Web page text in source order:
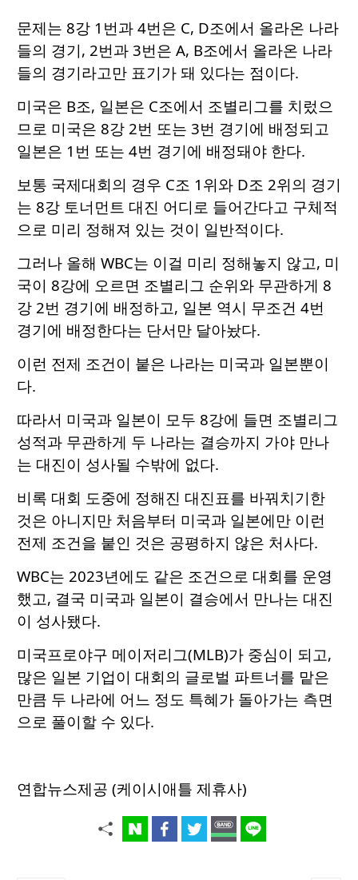
문제는 8강 1번과 4번은 C, D조에서 올라온 나라
들의 경기, 2번과 3번은 A, B조에서 올라온 나라
들의 경기라고만 표기가 돼 있다는 점이다.
미국은 B조, 일본은 C조에서 조별리그를 치렀으
므로 미국은 8강 2번 또는 3번 경기에 배정되고
일본은 1번 또는 4번 경기에 배정돼야 한다.
보통 국제대회의 경우 C조 1위와 D조 2위의 경기
는 8강 토너먼트 대진 어디로 들어간다고 구체적
으로 미리 정해져 있는 것이 일반적이다.
그러나 올해 WBC는 이걸 미리 정해놓지 않고, 미
국이 8강에 오르면 조별리그 순위와 무관하게 8
강 2번 경기에 배정하고, 일본 역시 무조건 4번
경기에 배정한다는 단서만 달아놨다.
이런 전제 조건이 붙은 나라는 미국과 일본뿐이
다.
따라서 미국과 일본이 모두 8강에 들면 조별리그
성적과 무관하게 두 나라는 결승까지 가야 만나
는 대진이 성사될 수밖에 없다.
비록 대회 도중에 정해진 대진표를 바꿔치기한
것은 아니지만 처음부터 미국과 일본에만 이런
전제 조건을 붙인 것은 공평하지 않은 처사다.
WBC는 2023년에도 같은 조건으로 대회를 운영
했고, 결국 미국과 일본이 결승에서 만나는 대진
이 성사됐다.
미국프로야구 메이저리그(MLB)가 중심이 되고,
많은 일본 기업이 대회의 글로벌 파트너를 맡은
만큼 두 나라에 어느 정도 특혜가 돌아가는 측면
으로 풀이할 수 있다.
연합뉴스제공 (케이시애틀 제휴사)